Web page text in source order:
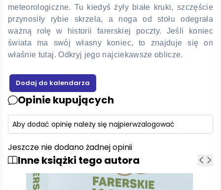
meteorologiczne. Tu kiedyś żyły białe kruki, szczęście
przynosiły rybie skrzela, a noga od stołu odegrała
ważną rolę w historii farerskiej poczty. Jeśli koniec
świata ma swój własny koniec, to znajduje się on
właśnie tutaj. Odkryj jego najciekawsze oblicze.
Opinie kupujących
Aby dodać opinię należy się najpierwzalogować
Jeszcze nie dodano żadnej opinii
Inne książki tego autora